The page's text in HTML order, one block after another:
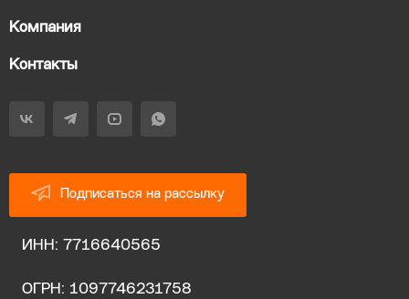
Компания
Контакты
Подписаться на рассылку
ИНН: 7716640565
ОГРН: 1097746231758